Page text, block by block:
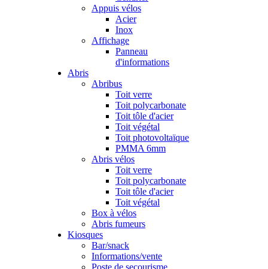
Appuis vélos
Acier
Inox
Affichage
Panneau
d'informations
Abris
Abribus
Toit verre
Toit polycarbonate
Toit tôle d'acier
Toit végétal
Toit photovoltaïque
PMMA 6mm
Abris vélos
Toit verre
Toit polycarbonate
Toit tôle d'acier
Toit végétal
Box à vélos
Abris fumeurs
Kiosques
Bar/snack
Informations/vente
Poste de secourisme